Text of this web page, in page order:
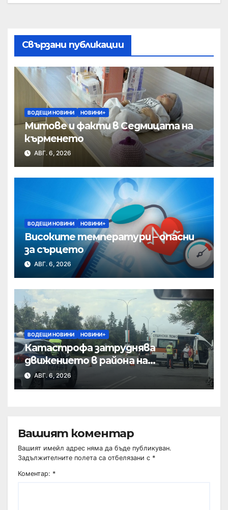
Свързани публикации
ВОДЕЩИ НОВИНИ НОВИНИ+
Митове и факти в Седмицата на
кърменето
АВГ. 6, 2026
ВОДЕЩИ НОВИНИ НОВИНИ+
Високите температури – опасни
за сърцето
АВГ. 6, 2026
ВОДЕЩИ НОВИНИ НОВИНИ+
Катастрофа затруднява
движението в района на
Хиподрума
АВГ. 6, 2026
Вашият коментар
Вашият имейл адрес няма да бъде публикуван.
Задължителните полета са отбелязани с *
Коментар: *